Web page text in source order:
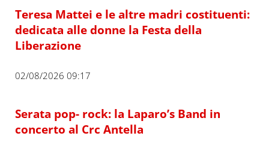
Teresa Mattei e le altre madri costituenti:
dedicata alle donne la Festa della
Liberazione
02/08/2026 09:17
Serata pop- rock: la Laparo’s Band in
concerto al Crc Antella